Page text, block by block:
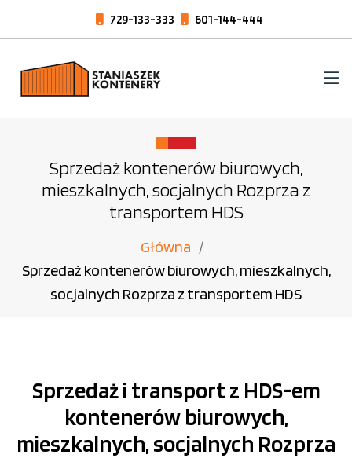
729-133-333 601-144-444
Sprzedaż kontenerów biurowych,
mieszkalnych, socjalnych Rozprza z
transportem HDS
Główna
Sprzedaż kontenerów biurowych, mieszkalnych,
socjalnych Rozprza z transportem HDS
Sprzedaż i transport z HDS-em
kontenerów biurowych,
mieszkalnych, socjalnych Rozprza